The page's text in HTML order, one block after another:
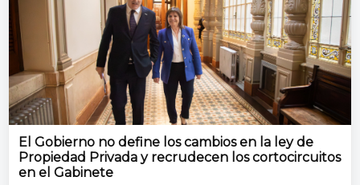
El Gobierno no define los cambios en la ley de
Propiedad Privada y recrudecen los cortocircuitos
en el Gabinete